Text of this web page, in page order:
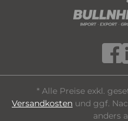
* Alle Preise exkl.
Versandkosten und ggf.
anders